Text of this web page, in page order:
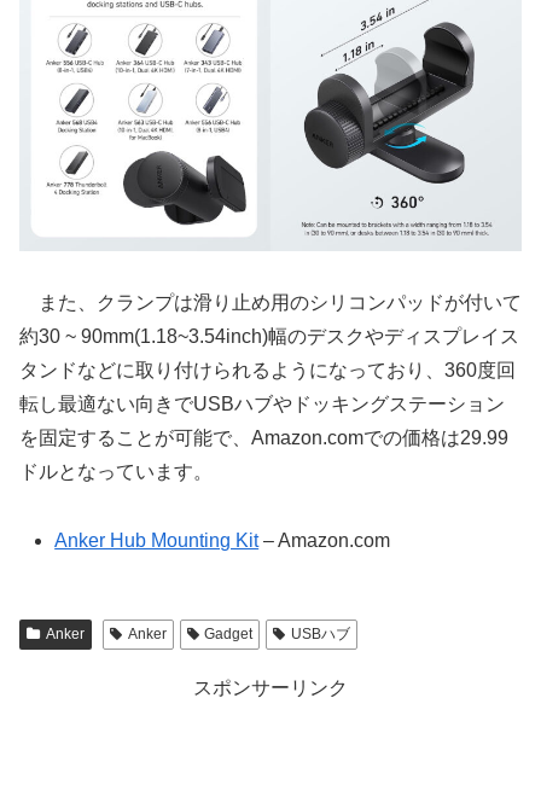
また、クランプは滑り止め用のシリコンパッドが付いて
約30 ~ 90mm(1.18~3.54inch)幅のデスクやディスプレイス
タンドなどに取り付けられるようになっており、360度回
転し最適ない向きでUSBハブやドッキングステーション
を固定することが可能で、Amazon.comでの価格は29.99
ドルとなっています。
Anker Hub Mounting Kit– Amazon.com
Anker Anker Gadget USBハブ
スポンサーリンク